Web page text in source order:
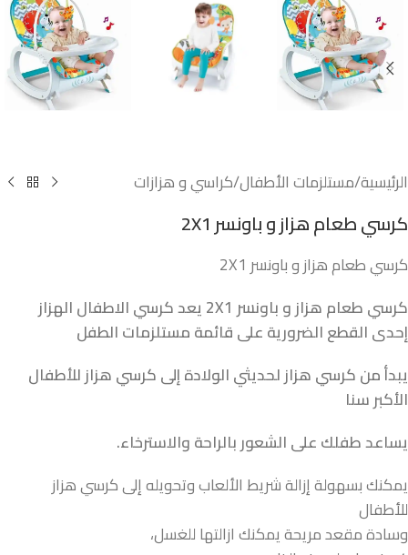
الرئيسية/مستلزمات الأطفال/كراسي و هزازات
كرسي طعام هزاز و باونسر 2X1
كرسي طعام هزاز و باونسر 2X1
كرسي طعام هزاز و باونسر 2X1 يعد كرسي الاطفال الهزاز
إحدى القطع الضرورية على قائمة مستلزمات الطفل
يبدأ من كرسي هزاز لحديثي الولادة إلى كرسي هزاز للأطفال
الأكبر سنا
يساعد طفلك على الشعور بالراحة والاسترخاء.
يمكنك بسهولة إزالة شريط الألعاب وتحويله إلى كرسي هزاز
للأطفال
وسادة مقعد مريحة يمكنك ازالتها للغسل،